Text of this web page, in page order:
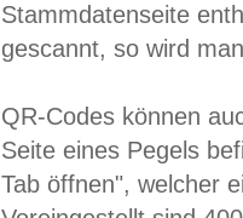
Stammdatenseite
gescannt, so wird
QR-Codes können
Seite eines Pegels
Tab öffnen", welcher